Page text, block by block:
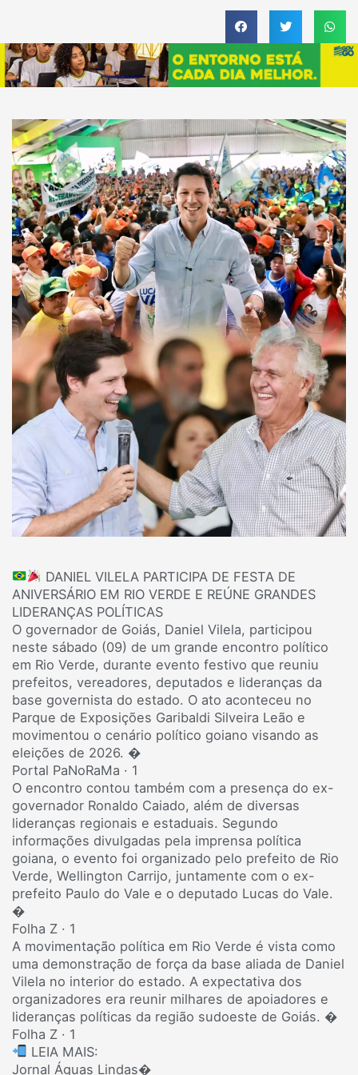
DANIEL VILELA PARTICIPA DE FESTA DE
ANIVERSÁRIO EM RIO VERDE E REÚNE GRANDES
LIDERANÇAS POLÍTICAS
O governador de Goiás, Daniel Vilela, participou
neste sábado (09) de um grande encontro político
em Rio Verde, durante evento festivo que reuniu
prefeitos, vereadores, deputados e lideranças da
base governista do estado. O ato aconteceu no
Parque de Exposições Garibaldi Silveira Leão e
movimentou o cenário político goiano visando as
eleições de 2026. �
Portal PaNoRaMa · 1
O encontro contou também com a presença do ex-
governador Ronaldo Caiado, além de diversas
lideranças regionais e estaduais. Segundo
informações divulgadas pela imprensa política
goiana, o evento foi organizado pelo prefeito de Rio
Verde, Wellington Carrijo, juntamente com o ex-
prefeito Paulo do Vale e o deputado Lucas do Vale.
�
Folha Z · 1
A movimentação política em Rio Verde é vista como
uma demonstração de força da base aliada de Daniel
Vilela no interior do estado. A expectativa dos
organizadores era reunir milhares de apoiadores e
lideranças políticas da região sudoeste de Goiás. �
Folha Z · 1
LEIA MAIS:
Jornal Águas Lindas⁠�